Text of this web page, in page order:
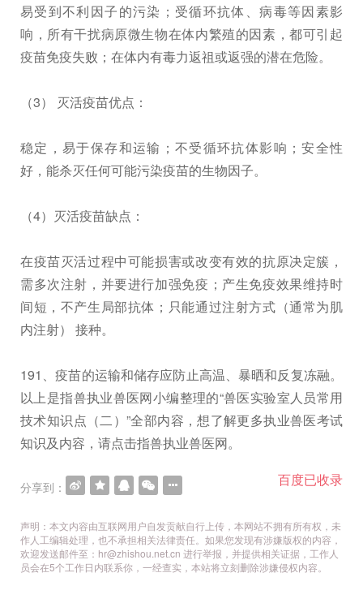
易受到不利因子的污染；受循环抗体、病毒等因素影
响，所有干扰病原微生物在体内繁殖的因素，都可引起
疫苗免疫失败；在体内有毒力返祖或返强的潜在危险。
（3） 灭活疫苗优点：
稳定，易于保存和运输；不受循环抗体影响；安全性
好，能杀灭任何可能污染疫苗的生物因子。
（4）灭活疫苗缺点：
在疫苗灭活过程中可能损害或改变有效的抗原决定簇，
需多次注射，并要进行加强免疫；产生免疫效果维持时
间短，不产生局部抗体；只能通过注射方式（通常为肌
内注射） 接种。
191、疫苗的运输和储存应防止高温、暴晒和反复冻融。
以上是指兽执业兽医网小编整理的“兽医实验室人员常用
技术知识点（二）”全部内容，想了解更多执业兽医考试
知识及内容，请点击指兽执业兽医网。
百度已收录
分享到：
声明：本文内容由互联网用户自发贡献自行上传，本网站不拥有所有权，未
作人工编辑处理，也不承担相关法律责任。如果您发现有涉嫌版权的内容，
欢迎发送邮件至：hr@zhishou.net.cn 进行举报，并提供相关证据，工作人
员会在5个工作日内联系你，一经查实，本站将立刻删除涉嫌侵权内容。